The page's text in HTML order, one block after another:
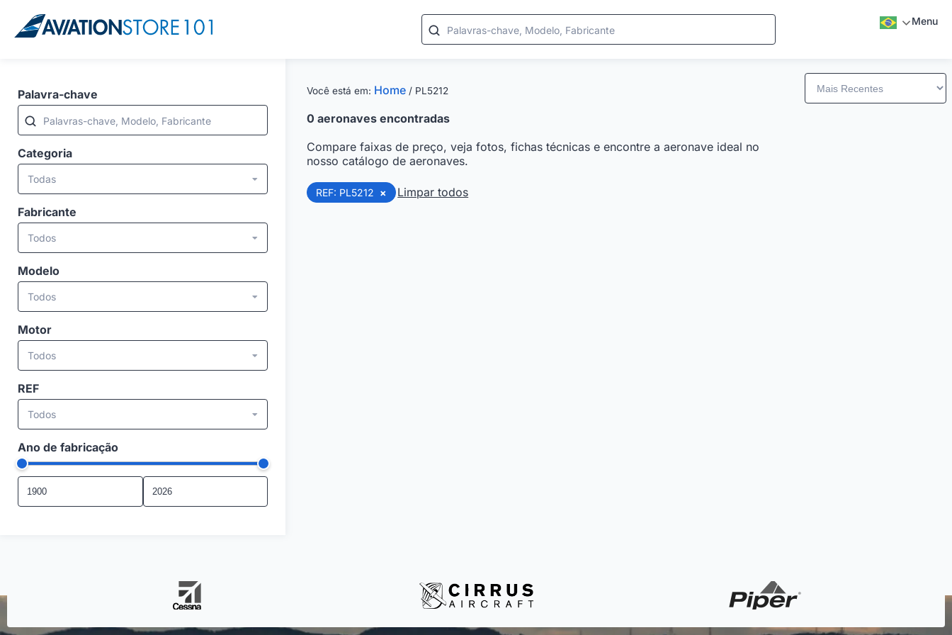
Palavras-chave, Modelo, Fabricante
Menu
Palavra-chave
Palavras-chave, Modelo, Fabricante
Categoria
Todas
Fabricante
Todos
Modelo
Todos
Motor
Todos
REF
Todos
Ano de fabricação
Você está em: Home / PL5212
0 aeronaves encontradas
Compare faixas de preço, veja fotos, fichas técnicas e encontre a aeronave ideal no
nosso catálogo de aeronaves.
REF: PL5212 × Limpar todos